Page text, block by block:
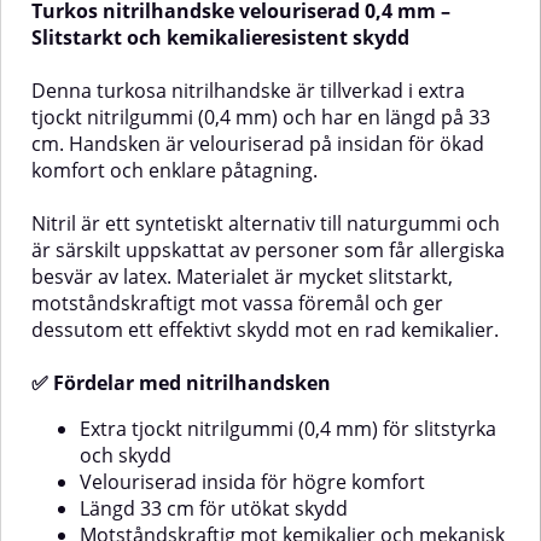
Fingertoppstexturen säkerställer
god taktil känslighet, vilket gör
som kräver precision och
kontroll. Tack vare den rullade
kragen är handskarna enkla att ta
på och av, och den latexfria,
puderfria sammansättningen gör
dem skonsamma för huden och
Fördelar med Nitrylex
BlackMikrotexturerad yta för
säkert greppFingertoppstextur
som ger hög känslighetRullad
krage för enkel på- och
avtagningBekväma även vid
och puderfria – skonsamma för
hemmabrukAnvändningsområdenLivsmedelshantering
– godkända för direktkontakt
med livsmedelVård & omsorg –
skyddar mot bakterier, virus och
svampLokalvård & rengöring –
motståndskraftiga mot
och kemikaliehantering.Hög
skyddsnivå för tuffa
arbetsuppgifterHandskarna är
tillverkade i neopren, ett material
som står emot oljor, fetter,
tvättmedel, kolväten och
lösningsmedel. De är dessutom
CE0194-certifierade i kategori III,
vilket betyder att de är godkända
höga risker. Handskarna är även
testade enligt EN374:2003 för
skydd mot kemikalier och
mikroorganismer samt EN388 för
skydd mot mekaniska risker som
nötning, rivning och
användningSkyddshandske
olika branscher. Inom industrin
och byggsektorn ger de skydd vid
hantering av lösningsmedel,
kemikalier och oljebaserade
produkter. I livsmedelsindustrin
och rengöring är de ett praktiskt
Turkos nitrilhandske velouriserad 0,4 mm –
Slitstarkt och kemikalieresistent skydd
Denna turkosa nitrilhandske är tillverkad i extra
tjockt nitrilgummi (0,4 mm) och har en längd på 33
cm. Handsken är velouriserad på insidan för ökad
komfort och enklare påtagning.
Nitril är ett syntetiskt alternativ till naturgummi och
är särskilt uppskattat av personer som får allergiska
besvär av latex. Materialet är mycket slitstarkt,
motståndskraftigt mot vassa föremål och ger
dessutom ett effektivt skydd mot en rad kemikalier.
✅ Fördelar med nitrilhandsken
Extra tjockt nitrilgummi (0,4 mm) för slitstyrka
och skydd
Velouriserad insida för högre komfort
Längd 33 cm för utökat skydd
Motståndskraftig mot kemikalier och mekanisk